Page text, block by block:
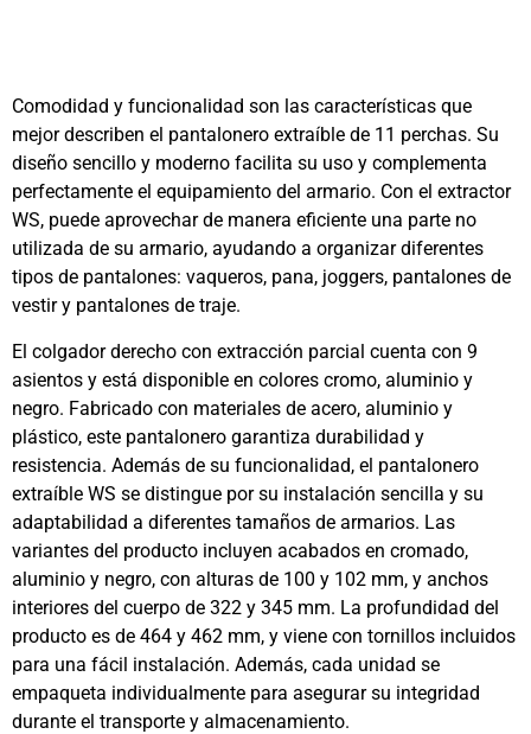
Comodidad y funcionalidad son las características que
mejor describen el pantalonero extraíble de 11 perchas. Su
diseño sencillo y moderno facilita su uso y complementa
perfectamente el equipamiento del armario. Con el extractor
WS, puede aprovechar de manera eficiente una parte no
utilizada de su armario, ayudando a organizar diferentes
tipos de pantalones: vaqueros, pana, joggers, pantalones de
vestir y pantalones de traje.
El colgador derecho con extracción parcial cuenta con 9
asientos y está disponible en colores cromo, aluminio y
negro. Fabricado con materiales de acero, aluminio y
plástico, este pantalonero garantiza durabilidad y
resistencia. Además de su funcionalidad, el pantalonero
extraíble WS se distingue por su instalación sencilla y su
adaptabilidad a diferentes tamaños de armarios. Las
variantes del producto incluyen acabados en cromado,
aluminio y negro, con alturas de 100 y 102 mm, y anchos
interiores del cuerpo de 322 y 345 mm. La profundidad del
producto es de 464 y 462 mm, y viene con tornillos incluidos
para una fácil instalación. Además, cada unidad se
empaqueta individualmente para asegurar su integridad
durante el transporte y almacenamiento.